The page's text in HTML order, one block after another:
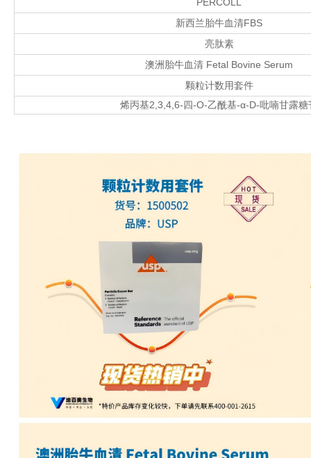
新西兰胎牛血清FBS
亮肽素
澳洲胎牛血清 Fetal Bovine Serum
颗粒计数用套件
烯丙基2,3,4,6-四-O-乙酰基-α-D-吡喃甘露糖